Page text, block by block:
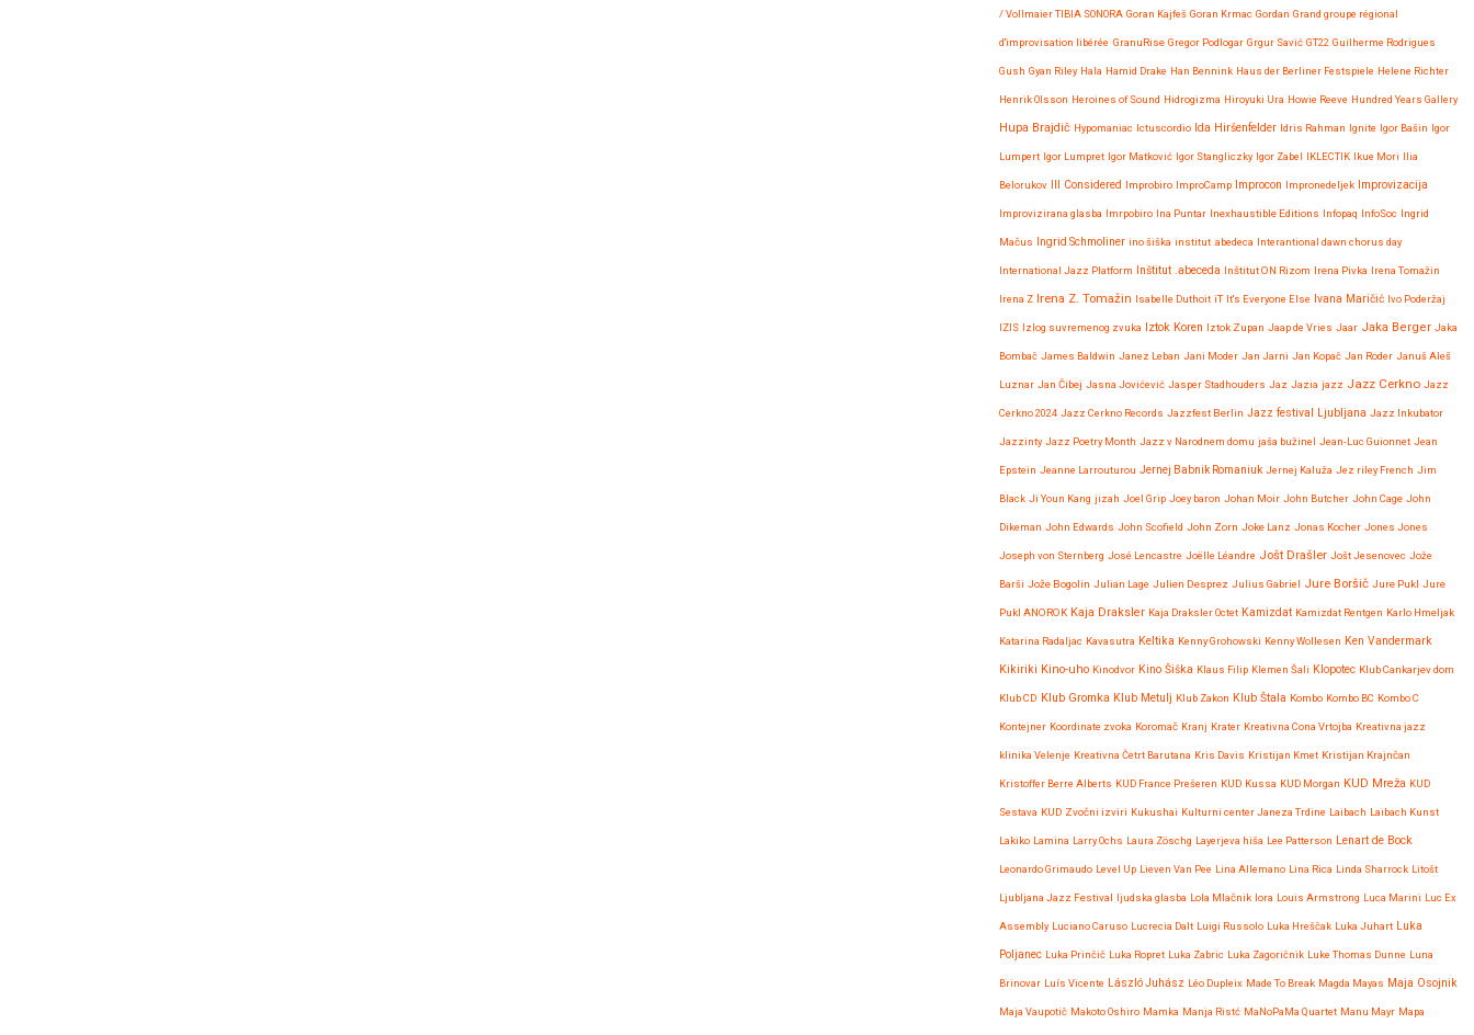
/ Vollmaier TIBIA SONORA Goran Kajfeš Goran Krmac Gordan Grand groupe régional
d'improvisation libérée GranuRise Gregor Podlogar Grgur Savić GT22 Guilherme Rodrigues
Gush Gyan Riley Hala Hamid Drake Han Bennink Haus der Berliner Festspiele Helene Richter
Henrik Olsson Heroines of Sound Hidrogizma Hiroyuki Ura Howie Reeve Hundred Years Gallery
Hupa Brajdič Hypomaniac Ictuscordio Ida Hiršenfelder Idris Rahman Ignite Igor Bašin Igor
Lumpert Igor Lumpret Igor Matković Igor Stangliczky Igor Zabel IKLECTIK Ikue Mori Ilia
Belorukov Ill Considered Improbiro ImproCamp Improcon Impronedeljek Improvizacija
Improvizirana glasba Imrpobiro Ina Puntar Inexhaustible Editions Infopaq InfoSoc Ingrid
Mačus Ingrid Schmoliner ino šiška institut .abedeca Interantional dawn chorus day
International Jazz Platform Inštitut .abeceda Inštitut ON Rizom Irena Pivka Irena Tomažin
Irena Z Irena Z. Tomažin Isabelle Duthoit iT It's Everyone Else Ivana Maričić Ivo Poderžaj
IZIS Izlog suvremenog zvuka Iztok Koren Iztok Zupan Jaap de Vries Jaar Jaka Berger Jaka
Bombač James Baldwin Janez Leban Jani Moder Jan Jarni Jan Kopač Jan Roder Januš Aleš
Luznar Jan Čibej Jasna Jovićević Jasper Stadhouders Jaz Jazia jazz Jazz Cerkno Jazz
Cerkno 2024 Jazz Cerkno Records Jazzfest Berlin Jazz festival Ljubljana Jazz Inkubator
Jazzinty Jazz Poetry Month Jazz v Narodnem domu jaša bužinel Jean-Luc Guionnet Jean
Epstein Jeanne Larrouturou Jernej Babnik Romaniuk Jernej Kaluža Jez riley French Jim
Black Ji Youn Kang jizah Joel Grip Joey baron Johan Moir John Butcher John Cage John
Dikeman John Edwards John Scofield John Zorn Joke Lanz Jonas Kocher Jones Jones
Joseph von Sternberg José Lencastre Joëlle Léandre Jošt Drašler Jošt Jesenovec Jože
Barši Jože Bogolin Julian Lage Julien Desprez Julius Gabriel Jure Boršič Jure Pukl Jure
Pukl ANOROK Kaja Draksler Kaja Draksler Octet Kamizdat Kamizdat Rentgen Karlo Hmeljak
Katarina Radaljac Kavasutra Keltika Kenny Grohowski Kenny Wollesen Ken Vandermark
Kikiriki Kino-uho Kinodvor Kino Šiška Klaus Filip Klemen Šali Klopotec Klub Cankarjev dom
Klub CD Klub Gromka Klub Metulj Klub Zakon Klub Štala Kombo Kombo BC Kombo C
Kontejner Koordinate zvoka Koromač Kranj Krater Kreativna Cona Vrtojba Kreativna jazz
klinika Velenje Kreativna Četrt Barutana Kris Davis Kristijan Kmet Kristijan Krajnčan
Kristoffer Berre Alberts KUD France Prešeren KUD Kussa KUD Morgan KUD Mreža KUD
Sestava KUD Zvočni izviri Kukushai Kulturni center Janeza Trdine Laibach Laibach Kunst
Lakiko Lamina Larry Ochs Laura Zöschg Layerjeva hiša Lee Patterson Lenart de Bock
Leonardo Grimaudo Level Up Lieven Van Pee Lina Allemano Lina Rica Linda Sharrock Litošt
Ljubljana Jazz Festival ljudska glasba Lola Mlačnik lora Louis Armstrong Luca Marini Luc Ex
Assembly Luciano Caruso Lucrecia Dalt Luigi Russolo Luka Hreščak Luka Juhart Luka
Poljanec Luka Prinčič Luka Ropret Luka Zabric Luka Zagoričnik Luke Thomas Dunne Luna
Brinovar Luís Vicente László Juhász Léo Dupleix Made To Break Magda Mayas Maja Osojnik
Maja Vaupotič Makoto Oshiro Mamka Manja Ristć MaNoPaMa Quartet Manu Mayr Mapa